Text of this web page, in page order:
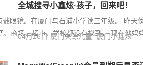
全城搜寻小鑫炫·孩子，回来吧！
眼镜。在厦门乌石浦小学读三年级。 昨天
商场、超市、学校都没有找到， 现在他妈
04月16日 厦门失踪儿童 厦门小鑫炫